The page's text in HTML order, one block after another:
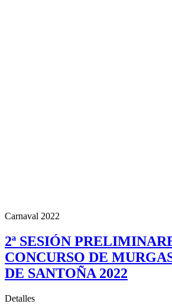
Carnaval 2022
2ª SESIÓN
CONCURSO DE
DE SANTOÑA 2022
Detalles